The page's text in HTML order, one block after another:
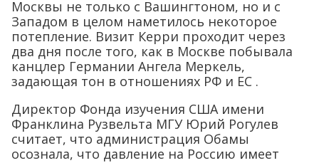
Москвы не только с Вашингтоном, но и с
Западом в целом наметилось некоторое
потепление. Визит Керри проходит через
два дня после того, как в Москве побывала
канцлер Германии Ангела Меркель,
задающая тон в отношениях РФ и ЕС .
Директор Фонда изучения США имени
Франклина Рузвельта МГУ Юрий Рогулев
считает, что администрация Обамы
осознала, что давление на Россию имеет